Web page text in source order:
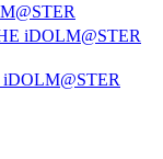
iDOLM@STER